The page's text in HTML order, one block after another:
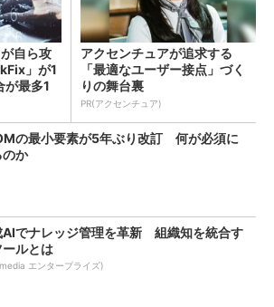
自ら攻
」が1
最多1
アクセンチュアが追求する
「最適なユーザー接点」づく
りの舞台裏
PR(アクセンチュア)
の最小要素が5年ぶり改訂 何が必須に
か
AIでナレッジ管理を革新 組織知を統合す
ールとは
エンタープライズ)